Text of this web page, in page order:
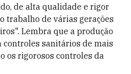
de alta qualidade e rigor
trabalho de várias gerações
Lembra que a produção
controles sanitários de mais
os rigorosos controles da